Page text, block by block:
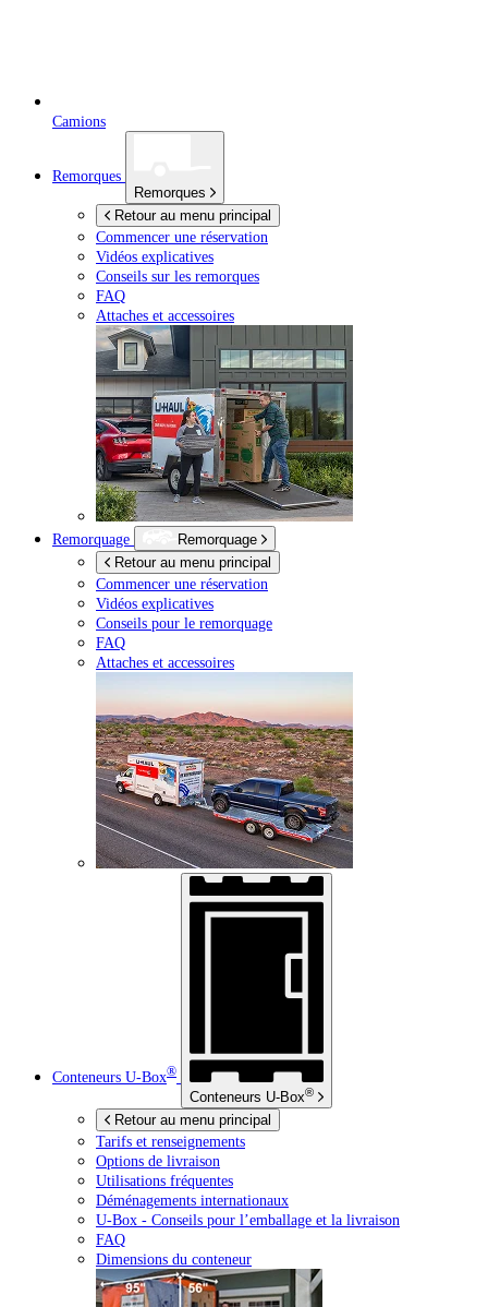
Camions
Remorques
Remorques
Retour au menu principal
Commencer une réservation
Vidéos explicatives
Conseils sur les remorques
FAQ
Attaches et accessoires
Remorquage
Remorquage
Retour au menu principal
Commencer une réservation
Vidéos explicatives
Conseils pour le remorquage
FAQ
Attaches et accessoires
Conteneurs U-Box®
Conteneurs U-Box®
Retour au menu principal
Tarifs et renseignements
Options de livraison
Utilisations fréquentes
Déménagements internationaux
U-Box - Conseils pour l’emballage et la livraison
FAQ
Dimensions du conteneur